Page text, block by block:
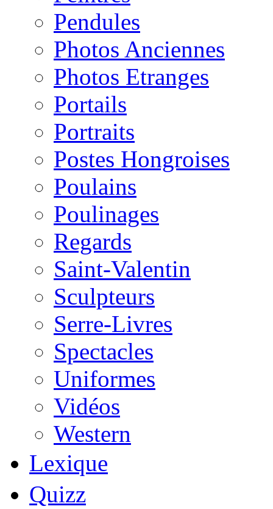
Pendules
Photos Anciennes
Photos Etranges
Portails
Portraits
Postes Hongroises
Poulains
Poulinages
Regards
Saint-Valentin
Sculpteurs
Serre-Livres
Spectacles
Uniformes
Vidéos
Western
Lexique
Quizz